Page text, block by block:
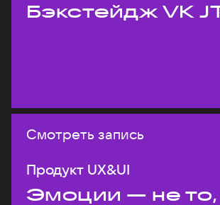
Бэкстейдж VK
Смотреть запись
Продукт UX&UI
Эмоции — не то,